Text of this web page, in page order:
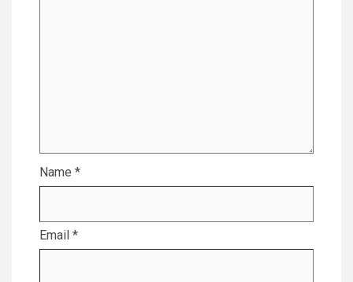
Name *
Email *